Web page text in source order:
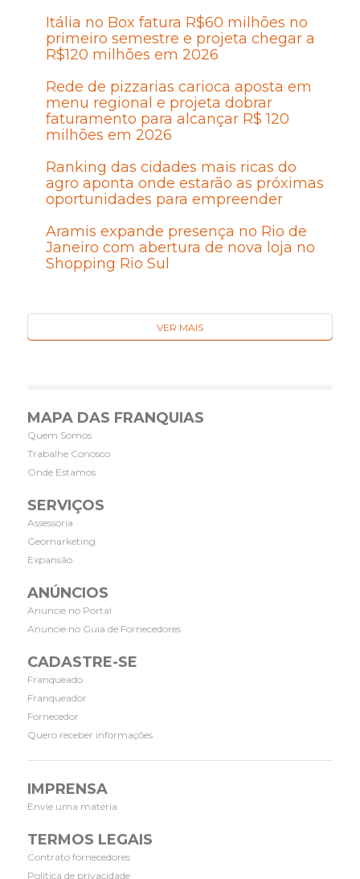
Itália no Box fatura R$60 milhões no
primeiro semestre e projeta chegar a
R$120 milhões em 2026
Rede de pizzarias carioca aposta em
menu regional e projeta dobrar
faturamento para alcançar R$ 120
milhões em 2026
Ranking das cidades mais ricas do
agro aponta onde estarão as próximas
oportunidades para empreender
Aramis expande presença no Rio de
Janeiro com abertura de nova loja no
Shopping Rio Sul
VER MAIS
MAPA DAS FRANQUIAS
Quem Somos
Trabalhe Conosco
Onde Estamos
SERVIÇOS
Assessoria
Geomarketing
Expansão
ANÚNCIOS
Anuncie no Portal
Anuncie no Guia de Fornecedores
CADASTRE-SE
Franqueado
Franqueador
Fornecedor
Quero receber informações
IMPRENSA
Envie uma matéria
TERMOS LEGAIS
Contrato fornecedores
Política de privacidade